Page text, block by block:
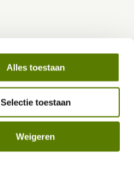
Alles toestaan
Selectie toestaan
Weigeren